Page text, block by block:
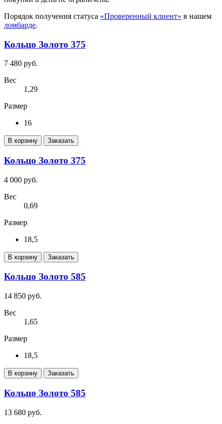
Порядок получения статуса «Проверенный клиент» в нашем
ломбарде.
Кольцо Золото 375
7 480 руб.
Вес
1,29
Размер
16
В корзину Заказать
Кольцо Золото 375
4 000 руб.
Вес
0,69
Размер
18,5
В корзину Заказать
Кольцо Золото 585
14 850 руб.
Вес
1,65
Размер
18,5
В корзину Заказать
Кольцо Золото 585
13 680 руб.